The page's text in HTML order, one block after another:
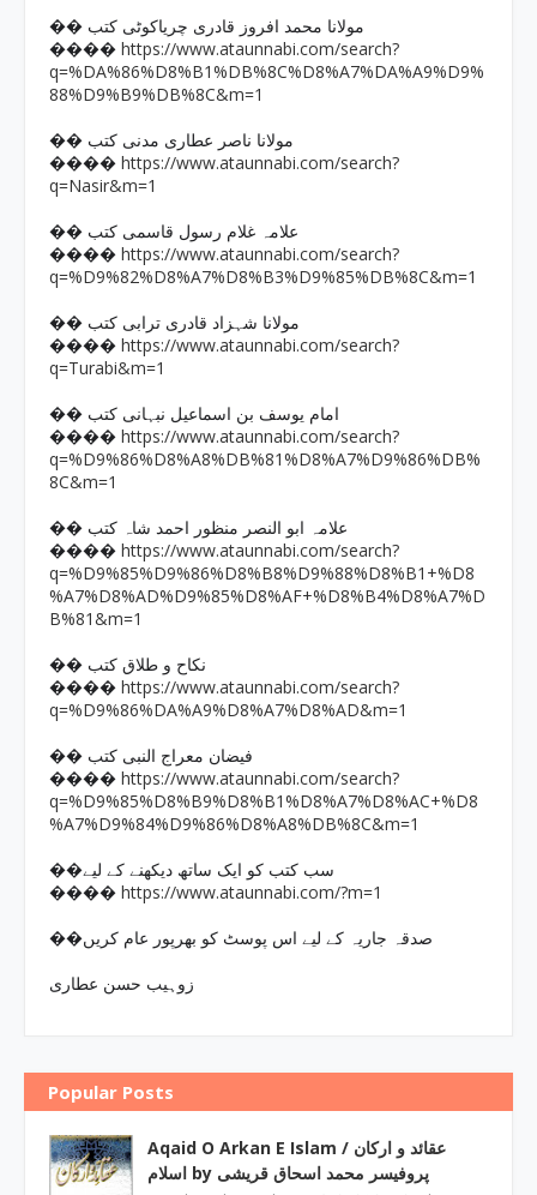
�� مولانا محمد افروز قادری چریاکوٹی کتب
���� https://www.ataunnabi.com/search?
q=%DA%86%D8%B1%DB%8C%D8%A7%DA%A9%D9%
88%D9%B9%DB%8C&m=1
�� مولانا ناصر عطاری مدنی کتب
���� https://www.ataunnabi.com/search?
q=Nasir&m=1
�� علامہ غلام رسول قاسمی کتب
���� https://www.ataunnabi.com/search?
q=%D9%82%D8%A7%D8%B3%D9%85%DB%8C&m=1
�� مولانا شہزاد قادری ترابی کتب
���� https://www.ataunnabi.com/search?
q=Turabi&m=1
�� امام یوسف بن اسماعیل نبہانی کتب
���� https://www.ataunnabi.com/search?
q=%D9%86%D8%A8%DB%81%D8%A7%D9%86%DB%
8C&m=1
�� علامہ ابو النصر منظور احمد شاہ کتب
���� https://www.ataunnabi.com/search?
q=%D9%85%D9%86%D8%B8%D9%88%D8%B1+%D8
%A7%D8%AD%D9%85%D8%AF+%D8%B4%D8%A7%D
B%81&m=1
�� نکاح و طلاق کتب
���� https://www.ataunnabi.com/search?
q=%D9%86%DA%A9%D8%A7%D8%AD&m=1
�� فیضان معراج النبی کتب
���� https://www.ataunnabi.com/search?
q=%D9%85%D8%B9%D8%B1%D8%A7%D8%AC+%D8
%A7%D9%84%D9%86%D8%A8%DB%8C&m=1
��سب کتب کو ایک ساتھ دیکھنے کے لیے
���� https://www.ataunnabi.com/?m=1
��صدقہ جاریہ کے لیے اس پوسٹ کو بھرپور عام کریں
زوہیب حسن عطاری
Popular Posts
Aqaid O Arkan E Islam / عقائد و ارکان
اسلام by پروفیسر محمد اسحاق قریشی